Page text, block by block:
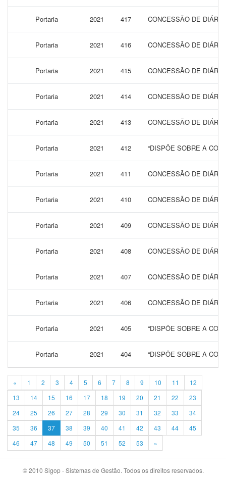
Portaria 2021 417 CONCESSÃO DE
Portaria 2021 416 CONCESSÃO DE
Portaria 2021 415 CONCESSÃO DE
Portaria 2021 414 CONCESSÃO DE
Portaria 2021 413 CONCESSÃO DE
Portaria 2021 412 “DISPÕE SOBRE A
Portaria 2021 411 CONCESSÃO DE
Portaria 2021 410 CONCESSÃO DE
Portaria 2021 409 CONCESSÃO DE
Portaria 2021 408 CONCESSÃO DE
Portaria 2021 407 CONCESSÃO DE
Portaria 2021 406 CONCESSÃO DE
Portaria 2021 405 “DISPÕE SOBRE A
Portaria 2021 404 “DISPÕE SOBRE A
« 1 2 3 4 5 6 7 8 9 10 11
12
13
14 15 16 17 18 19 20 21 22
23
24
25 26 27 28 29 30 31 32 33
34
35
36 37 38 39 40 41 42 43 44
45
46
47 48 49 50 51 52 53 »
© 2010 Sigop - Sistemas de Gestão. Todos os direitos reservados.